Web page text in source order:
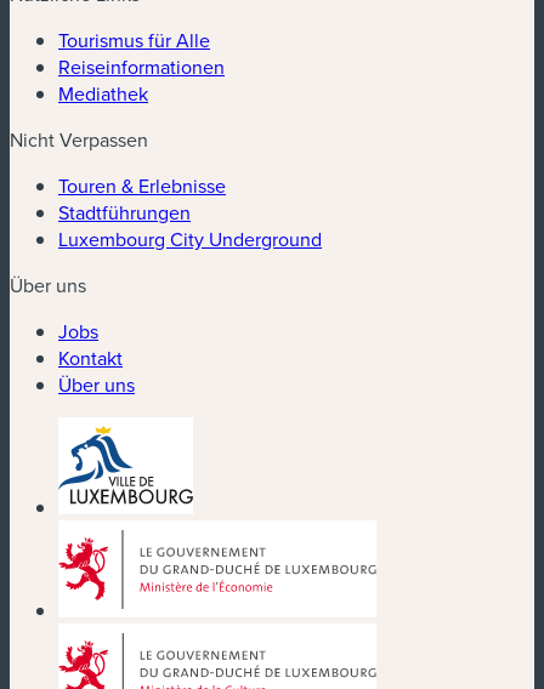
Tourismus für Alle
Reiseinformationen
Mediathek
Nicht Verpassen
Touren & Erlebnisse
Stadtführungen
Luxembourg City Underground
Über uns
Jobs
Kontakt
Über uns